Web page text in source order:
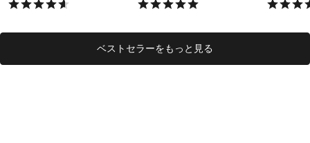
ベストセラーをもっと見る